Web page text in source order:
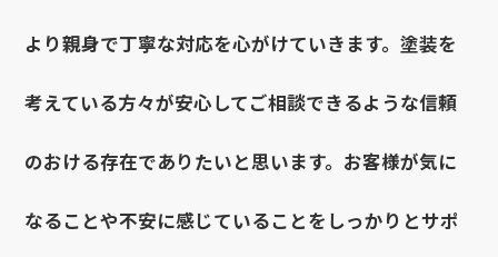
より親身で丁寧な対応を心がけていきます。塗装を
考えている方々が安心してご相談できるような信頼
のおける存在でありたいと思います。お客様が気に
なることや不安に感じていることをしっかりとサポ